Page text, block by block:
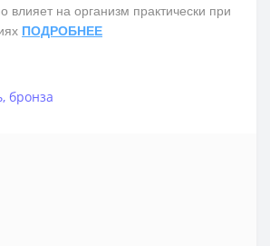
влияет на организм практически при
ПОДРОБНЕЕ
, бронза